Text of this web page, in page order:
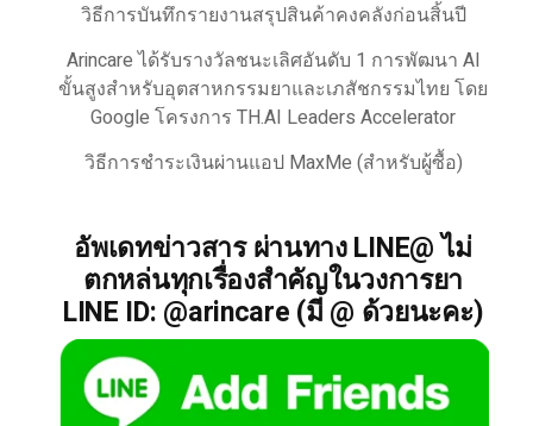
วิธีการบันทึกรายงานสรุปสินค้าคงคลังก่อนสิ้นปี
Arincare ได้รับรางวัลชนะเลิศอันดับ 1 การพัฒนา AI
ขั้นสูงสำหรับอุตสาหกรรมยาและเภสัชกรรมไทย โดย
Google โครงการ TH.AI Leaders Accelerator
วิธีการชำระเงินผ่านแอป MaxMe (สำหรับผู้ซื้อ)
อัพเดทข่าวสาร ผ่านทาง LINE@ ไม่
ตกหล่นทุกเรื่องสำคัญในวงการยา
LINE ID: @arincare (มี @ ด้วยนะคะ)